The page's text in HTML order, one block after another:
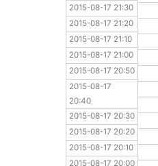
2015-08-17 21:20
2015-08-17 21:10
2015-08-17 21:00
2015-08-17 20:50
2015-08-17 20:40
2015-08-17 20:30
2015-08-17 20:20
2015-08-17 20:10
2015-08-17 20:00
2015-08-17 19:50
2015-08-17 21:30
2015-08-17 21:20
2015-08-17 21:10
2015-08-17 21:00
2015-08-17 20:50
2015-08-17
20:40
2015-08-17 20:30
2015-08-17 20:20
2015-08-17 20:10
2015-08-17 20:00